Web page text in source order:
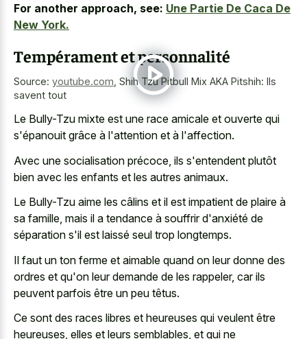
For another approach, see: Une Partie De Caca De
New York.
Tempérament et personnalité
Source: youtube.com Shih Tzu Pitbull Mix AKA Pitshih: Ils
savent tout
Le Bully-Tzu mixte est une race amicale et ouverte qui
s'épanouit grâce à l'attention et à l'affection.
Avec une socialisation précoce, ils s'entendent plutôt
bien avec les enfants et les autres animaux.
Le Bully-Tzu aime les câlins et il est impatient de plaire à
sa famille, mais il a tendance à souffrir d'anxiété de
séparation s'il est laissé seul trop longtemps.
Il faut un ton ferme et aimable quand on leur donne des
ordres et qu'on leur demande de les rappeler, car ils
peuvent parfois être un peu têtus.
Ce sont des races libres et heureuses qui veulent être
heureuses, elles et leurs semblables, et qui ne